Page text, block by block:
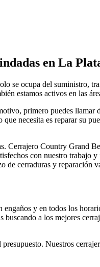
en La
se ocupa del suministro,
estamos activos en las
primero puedes llamar
necesita es reparar su
Cerrajero Country Grand
con nuestro trabajo
de cerraduras y reparación
y en todos los
a los mejores
Nuestros